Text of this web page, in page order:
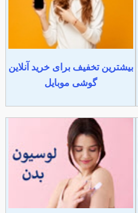
بیشترین تخفیف برای خرید آنلاین
گوشی موبایل